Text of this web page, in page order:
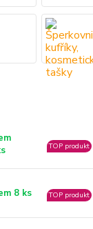
TOP produkt
8 ks TOP produkt